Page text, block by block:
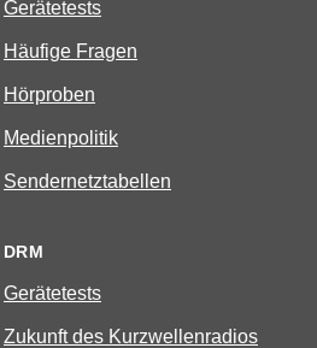
Gerätetests
Häufige Fragen
Hörproben
Medienpolitik
Sendernetztabellen
DRM
Gerätetests
Zukunft des Kurzwellenradios